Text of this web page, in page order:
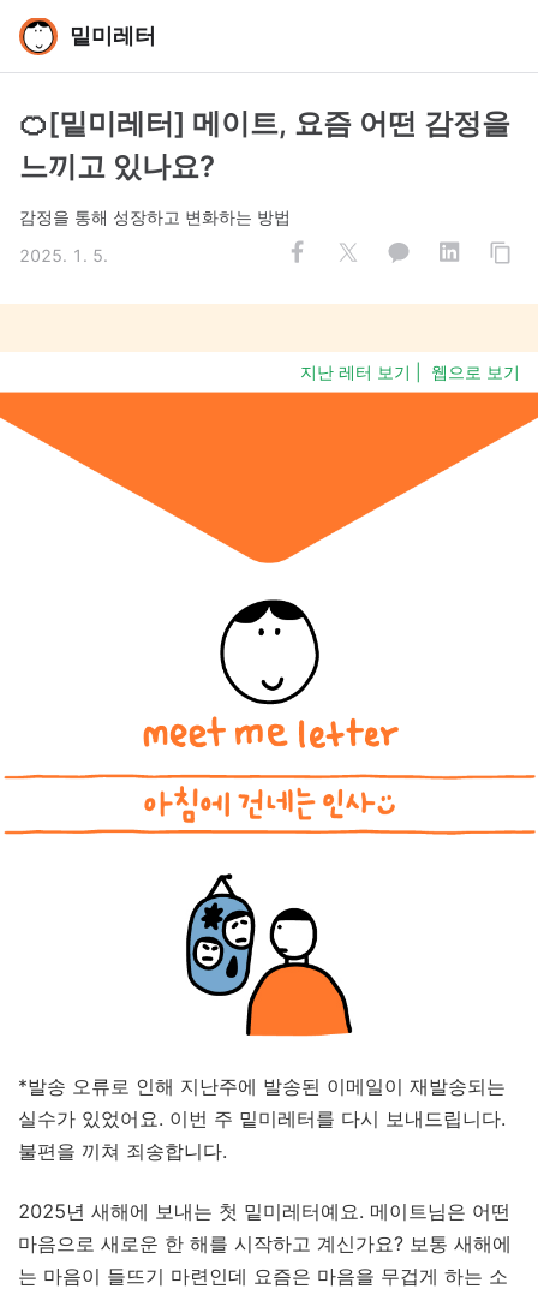
밑미레터
🍊[밑미레터] 메이트, 요즘 어떤 감정을
느끼고 있나요?
감정을 통해 성장하고 변화하는 방법
2025. 1. 5.
지난 레터 보기 웹으로 보기
*발송 오류로 인해 지난주에 발송된 이메일이 재발송되는
실수가 있었어요. 이번 주 밑미레터를 다시 보내드립니다.
불편을 끼쳐 죄송합니다.
2025년 새해에 보내는 첫 밑미레터예요. 메이트님은 어떤
마음으로 새로운 한 해를 시작하고 계신가요? 보통 새해에
는 마음이 들뜨기 마련인데 요즘은 마음을 무겁게 하는 소